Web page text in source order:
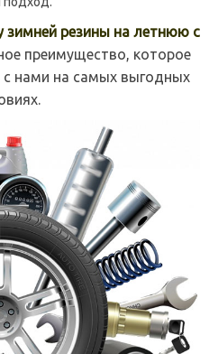
зимней резины на летнюю с
преимущество, которое
с нами на самых выгодных